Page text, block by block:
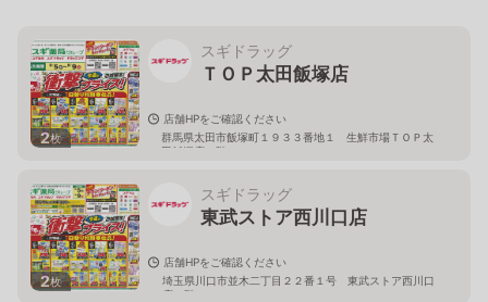
2枚
スギドラッグ
ＴＯＰ太田飯塚店
店舗HPをご確認ください
群馬県太田市飯塚町１９３３番地１ 生鮮市場ＴＯＰ太
田飯塚店１階
2枚
スギドラッグ
東武ストア西川口店
店舗HPをご確認ください
埼玉県川口市並木二丁目２２番１号 東武ストア西川口
店２階